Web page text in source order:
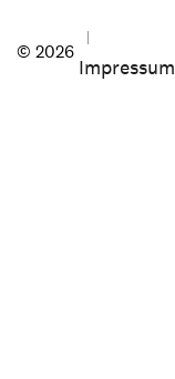
© 2026
Impressum